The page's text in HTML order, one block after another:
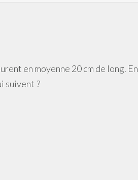
en moyenne 20 cm de long. En
suivent ?